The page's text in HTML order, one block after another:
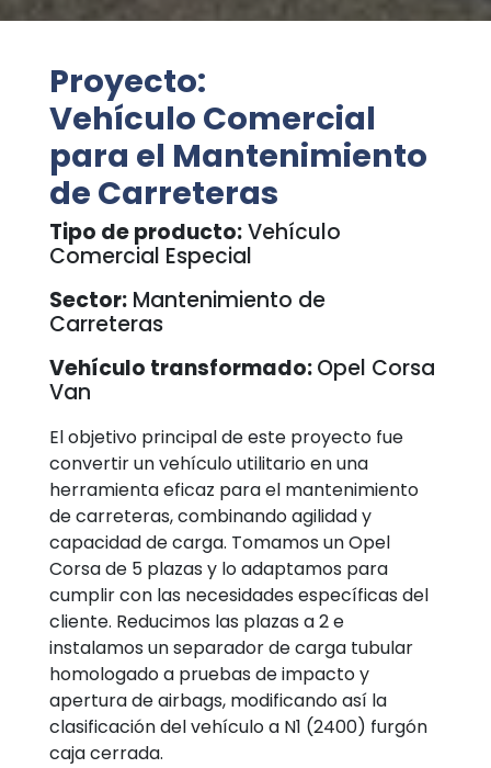
Proyecto:
Vehículo Comercial
para el Mantenimiento
de Carreteras
Tipo de producto:Vehículo
Comercial Especial
Sector:Mantenimiento de
Carreteras
Vehículo transformado:Opel Corsa
Van
El objetivo principal de este proyecto fue
convertir un vehículo utilitario en una
herramienta eficaz para el mantenimiento
de carreteras, combinando agilidad y
capacidad de carga. Tomamos un Opel
Corsa de 5 plazas y lo adaptamos para
cumplir con las necesidades específicas del
cliente. Reducimos las plazas a 2 e
instalamos un separador de carga tubular
homologado a pruebas de impacto y
apertura de airbags, modificando así la
clasificación del vehículo a N1 (2400) furgón
caja cerrada.